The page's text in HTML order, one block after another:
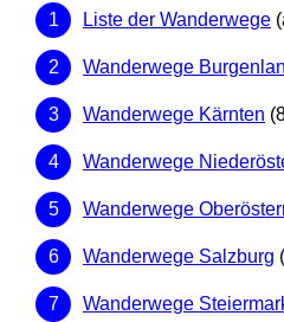
Liste der Wanderwege
Wanderwege
Wanderwege Kärnten
Wanderwege
Wanderwege
Wanderwege Salzburg
Wanderwege